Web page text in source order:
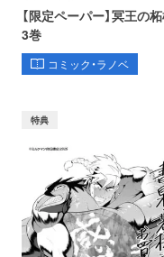
【限定ペーパー】冥王の
3巻
コミック・ラノベ
特典